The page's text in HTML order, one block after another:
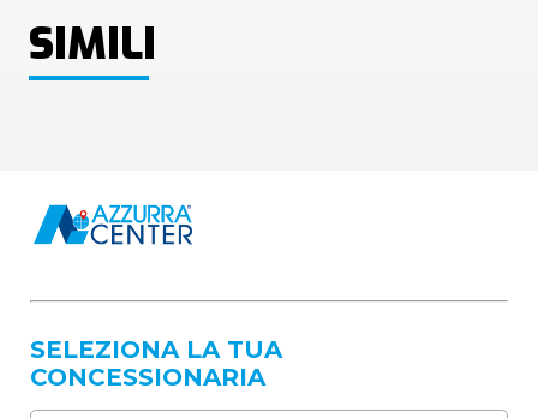
SIMILI
SELEZIONA LA TUA
CONCESSIONARIA